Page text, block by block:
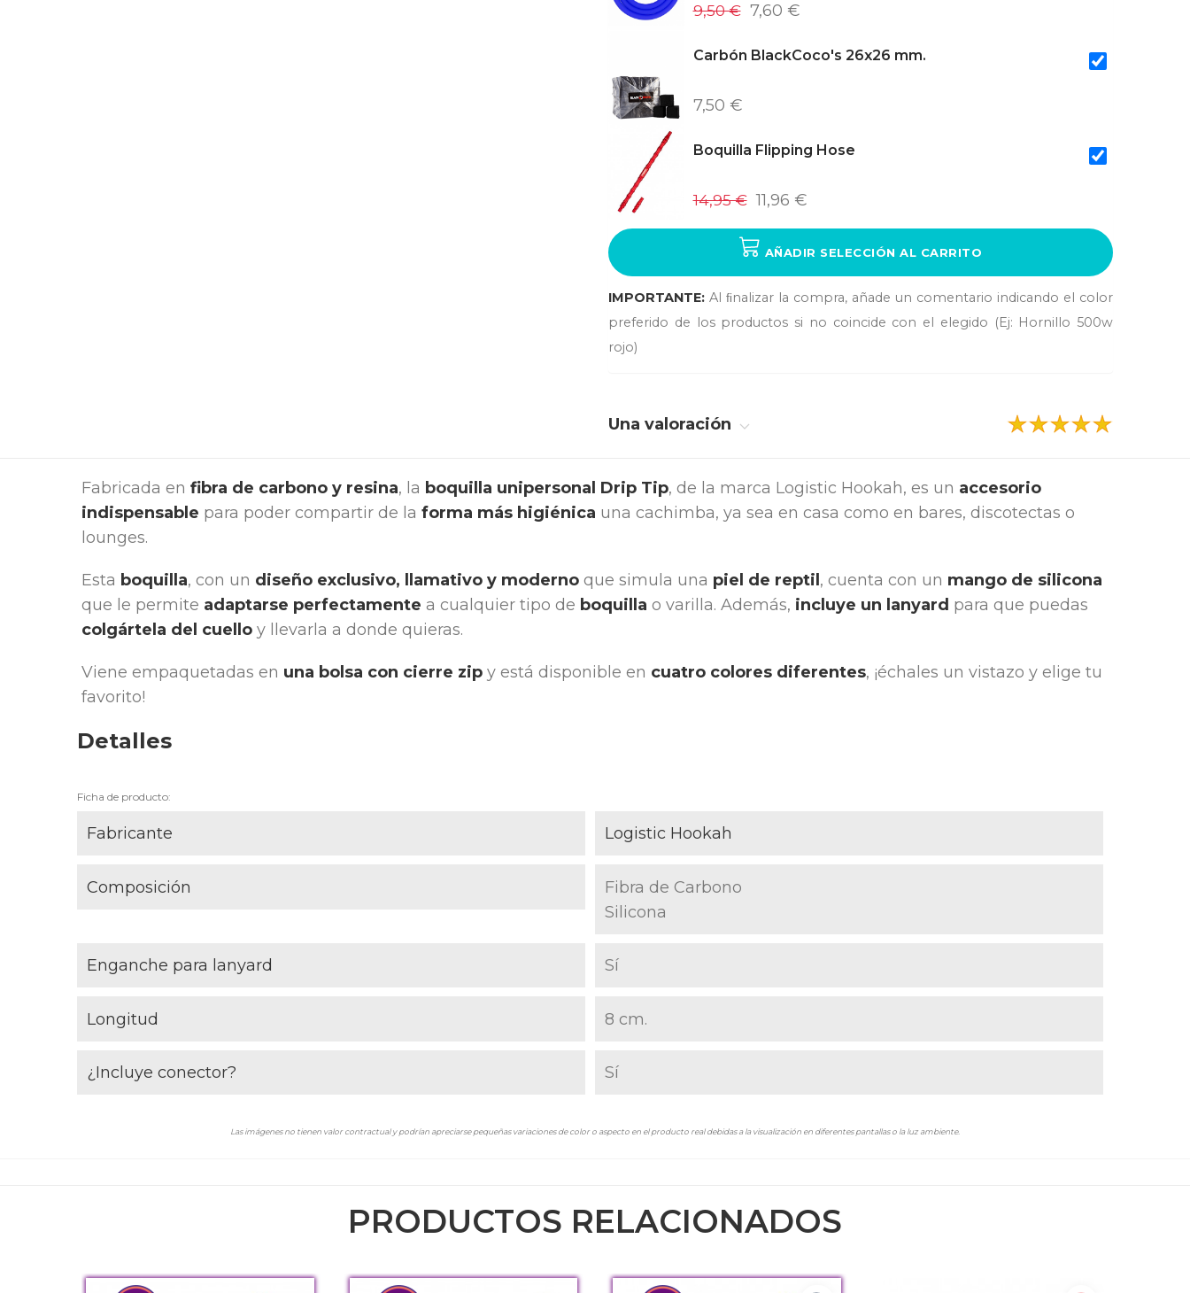
9,50 € 7,60 €
Carbón BlackCoco's 26x26 mm.
7,50 €
Boquilla Flipping Hose
14,95 € 11,96 €
AÑADIR SELECCIÓN AL CARRITO
IMPORTANTE: Al ﬁnalizar la compra, añade un comentario indicando el color
preferido de los productos si no coincide con el elegido (Ej: Hornillo 500w
rojo)
Una valoración
Fabricada en fibra de carbono y resina, la boquilla unipersonal Drip Tip, de la marca Logistic Hookah, es un accesorio
indispensable para poder compartir de la forma más higiénica una cachimba, ya sea en casa como en bares, discotectas o
lounges.
Esta boquilla, con un diseño exclusivo, llamativo y moderno que simula una piel de reptil , cuenta con un mango de silicona
que le permite adaptarse perfectamente a cualquier tipo de boquilla o varilla. Además, incluye un lanyard para que puedas
colgártela del cuello y llevarla a donde quieras.
Viene empaquetadas en una bolsa con cierre zip y está disponible en cuatro colores diferentes, ¡échales un vistazo y elige tu
favorito!
Detalles
Ficha de producto:
Fabricante Logistic Hookah
Composición
Fibra de Carbono
Silicona
Enganche para lanyard Sí
Longitud 8 cm.
¿Incluye conector? Sí
Las imágenes no tienen valor contractual y podrían apreciarse pequeñas variaciones de color o aspecto en el producto real debidas a la visualización en diferentes pantallas o la luz ambiente.
PRODUCTOS RELACIONADOS